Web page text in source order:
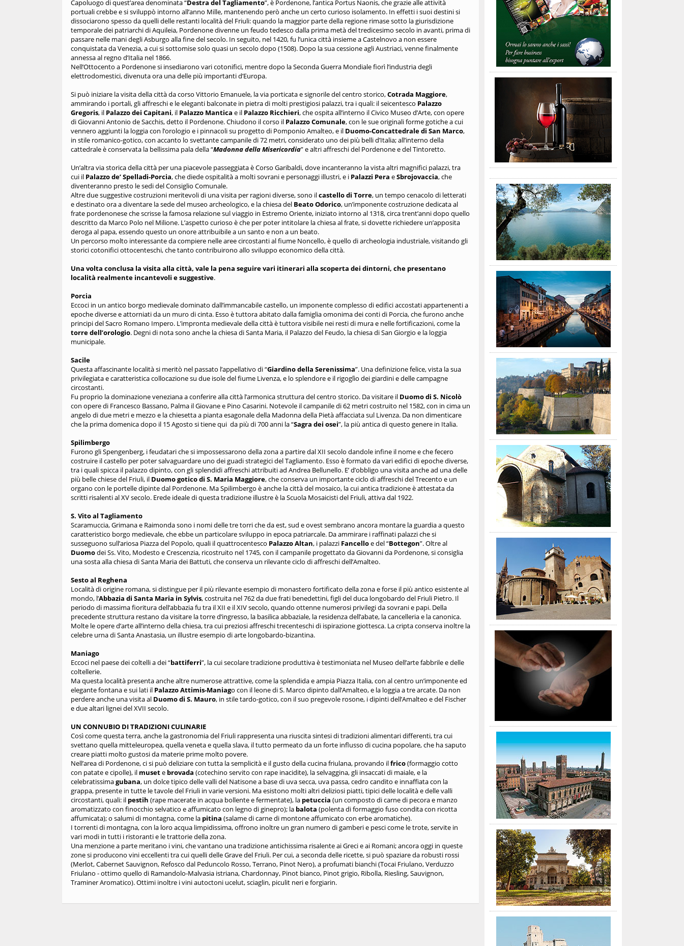
Capoluogo di quest’area denominata “Destra del Tagliamento”, è Pordenone, l’antica Portus Naonis, che grazie alle attività
portuali crebbe e si sviluppò intorno all’anno Mille, mantenendo però anche un certo curioso isolamento. In effetti i suoi destini si
dissociarono spesso da quelli delle restanti località del Friuli: quando la maggior parte della regione rimase sotto la giurisdizione
temporale dei patriarchi di Aquileia, Pordenone divenne un feudo tedesco dalla prima metà del tredicesimo secolo in avanti, prima di
passare nelle mani degli Asburgo alla fine del secolo. In seguito, nel 1420, fu l’unica città insieme a Castelnovo a non essere
conquistata da Venezia, a cui si sottomise solo quasi un secolo dopo (1508). Dopo la sua cessione agli Austriaci, venne finalmente
annessa al regno d’Italia nel 1866.
Nell’Ottocento a Pordenone si insediarono vari cotonifici, mentre dopo la Seconda Guerra Mondiale fiorì l’industria degli
elettrodomestici, divenuta ora una delle più importanti d’Europa.
Si può iniziare la visita della città da corso Vittorio Emanuele, la via porticata e signorile del centro storico,Cotrada Maggiore,
ammirando i portali, gli affreschi e le eleganti balconate in pietra di molti prestigiosi palazzi, tra i quali: il seicentesco Palazzo
Gregoris, il Palazzo dei Capitani, il Palazzo Mantica e il Palazzo Ricchieri, che ospita all’interno il Civico Museo d’Arte, con opere
di Giovanni Antonio de Sacchis, detto il Pordenone. Chiudono il corso il Palazzo Comunale, con le sue originali forme gotiche a cui
vennero aggiunti la loggia con l’orologio e i pinnacoli su progetto di Pomponio Amalteo, e il Duomo-Concattedrale di San Marco,
in stile romanico-gotico, con accanto lo svettante campanile di 72 metri, considerato uno dei più belli d’Italia; all’interno della
cattedrale è conservata la bellissima pala della “Madonna della Misericordia” e altri affreschi del Pordenone e del Tintoretto.
Un’altra via storica della città per una piacevole passeggiata è Corso Garibaldi, dove incanteranno la vista altri magnifici palazzi, tra
cui il Palazzo de’ Spelladi-Porcia, che diede ospitalità a molti sovrani e personaggi illustri, e i Palazzi Pera eSbrojovaccia, che
diventeranno presto le sedi del Consiglio Comunale.
Altre due suggestive costruzioni meritevoli di una visita per ragioni diverse, sono ilcastello di Torre, un tempo cenacolo di letterati
e destinato ora a diventare la sede del museo archeologico, e la chiesa del Beato Odorico, un’imponente costruzione dedicata al
frate pordenonese che scrisse la famosa relazione sul viaggio in Estremo Oriente, iniziato intorno al 1318, circa trent’anni dopo quello
descritto da Marco Polo nel Milione. L’aspetto curioso è che per poter intitolare la chiesa al frate, si dovette richiedere un’apposita
deroga al papa, essendo questo un onore attribuibile a un santo e non a un beato.
Un percorso molto interessante da compiere nelle aree circostanti al fiume Noncello, è quello di archeologia industriale, visitando gli
storici cotonifici ottocenteschi, che tanto contribuirono allo sviluppo economico della città.
Una volta conclusa la visita alla città, vale la pena seguire vari itinerari alla scoperta dei dintorni, che presentano
località realmente incantevoli e suggestive.
Porcia
Eccoci in un antico borgo medievale dominato dall’immancabile castello, un imponente complesso di edifici accostati appartenenti a
epoche diverse e attorniati da un muro di cinta. Esso è tuttora abitato dalla famiglia omonima dei conti di Porcia, che furono anche
principi del Sacro Romano Impero. L’impronta medievale della città è tuttora visibile nei resti di mura e nelle fortificazioni, come la
torre dell’orologio. Degni di nota sono anche la chiesa di Santa Maria, il Palazzo del Feudo, la chiesa di San Giorgio e la loggia
municipale.
Sacile
Questa affascinante località si meritò nel passato l’appellativo di “Giardino della Serenissima”. Una definizione felice, vista la sua
privilegiata e caratteristica collocazione su due isole del fiume Livenza, e lo splendore e il rigoglìo dei giardini e delle campagne
circostanti.
Fu proprio la dominazione veneziana a conferire alla città l’armonica struttura del centro storico. Da visitare il Duomo di S. Nicolò
con opere di Francesco Bassano, Palma il Giovane e Pino Casarini. Notevole il campanile di 62 metri costruito nel 1582, con in cima un
angelo di due metri e mezzo e la chiesetta a pianta esagonale della Madonna della Pietà affacciata sul Livenza. Da non dimenticare
che la prima domenica dopo il 15 Agosto si tiene qui da più di 700 anni la “Sagra dei osei”, la più antica di questo genere in Italia.
Spilimbergo
Furono gli Spengenberg, i feudatari che si impossessarono della zona a partire dal XII secolo dandole infine il nome e che fecero
costruire il castello per poter salvaguardare uno dei guadi strategici del Tagliamento. Esso è formato da vari edifici di epoche diverse,
tra i quali spicca il palazzo dipinto, con gli splendidi affreschi attribuiti ad Andrea Bellunello. E’ d’obbligo una visita anche ad una delle
più belle chiese del Friuli, il Duomo gotico di S. Maria Maggiore, che conserva un importante ciclo di affreschi del Trecento e un
organo con le portelle dipinte dal Pordenone. Ma Spilimbergo è anche la città del mosaico, la cui antica tradizione è attestata da
scritti risalenti al XV secolo. Erede ideale di questa tradizione illustre è la Scuola Mosaicisti del Friuli, attiva dal 1922.
S. Vito al Tagliamento
Scaramuccia, Grimana e Raimonda sono i nomi delle tre torri che da est, sud e ovest sembrano ancora montare la guardia a questo
caratteristico borgo medievale, che ebbe un particolare sviluppo in epoca patriarcale. Da ammirare i raffinati palazzi che si
susseguono sull’ariosa Piazza del Popolo, quali il quattrocentesco Palazzo Altan, i palazzi Fancelloe del “Bottegon”. Oltre al
Duomodei Ss. Vito, Modesto e Crescenzia, ricostruito nel 1745, con il campanile progettato da Giovanni da Pordenone, si consiglia
una sosta alla chiesa di Santa Maria dei Battuti, che conserva un rilevante ciclo di affreschi dell’Amalteo.
Sesto al Reghena
Località di origine romana, si distingue per il più rilevante esempio di monastero fortificato della zona e forse il più antico esistente al
mondo, l’Abbazia di Santa Maria in Sylvis, costruita nel 762 da due frati benedettini, figli del duca longobardo del Friuli Pietro. Il
periodo di massima fioritura dell’abbazia fu tra il XII e il XIV secolo, quando ottenne numerosi privilegi da sovrani e papi. Della
precedente struttura restano da visitare la torre d’ingresso, la basilica abbaziale, la residenza dell’abate, la cancelleria e la canonica.
Molte le opere d’arte all’interno della chiesa, tra cui preziosi affreschi trecenteschi di ispirazione giottesca. La cripta conserva inoltre la
celebre urna di Santa Anastasia, un illustre esempio di arte longobardo-bizantina.
Maniago
Eccoci nel paese dei coltelli a dei “battiferri”, la cui secolare tradizione produttiva è testimoniata nel Museo dell’arte fabbrile e delle
coltellerie.
Ma questa località presenta anche altre numerose attrattive, come la splendida e ampia Piazza Italia, con al centro un’imponente ed
elegante fontana e sui lati il Palazzo Attimis-Maniago con il leone di S. Marco dipinto dall’Amalteo, e la loggia a tre arcate. Da non
perdere anche una visita al Duomo di S. Mauro, in stile tardo-gotico, con il suo pregevole rosone, i dipinti dell’Amalteo e del Fischer
e due altari lignei del XVII secolo.
UN CONNUBIO DI TRADIZIONI CULINARIE
Così come questa terra, anche la gastronomia del Friuli rappresenta una riuscita sintesi di tradizioni alimentari differenti, tra cui
svettano quella mitteleuropea, quella veneta e quella slava, il tutto permeato da un forte influsso di cucina popolare, che ha saputo
creare piatti molto gustosi da materie prime molto povere.
Nell’area di Pordenone, ci si può deliziare con tutta la semplicità e il gusto della cucina friulana, provando ilfrico(formaggio cotto
con patate e cipolle), il musete brovada (cotechino servito con rape inacidite), la selvaggina, gli insaccati di maiale, e la
celebratissimagubana, un dolce tipico delle valli del Natisone a base di uva secca, uva passa, cedro candito e innaffiata con la
grappa, presente in tutte le tavole del Friuli in varie versioni. Ma esistono molti altri deliziosi piatti, tipici delle località e delle valli
circostanti, quali: il pestih (rape macerate in acqua bollente e fermentate), la petuccia (un composto di carne di pecora e manzo
aromatizzato con finocchio selvatico e affumicato con legno di ginepro); la balota (polenta di formaggio fuso condita con ricotta
affumicata); o salumi di montagna, come la pitina (salame di carne di montone affumicato con erbe aromatiche).
I torrenti di montagna, con la loro acqua limpidissima, offrono inoltre un gran numero di gamberi e pesci come le trote, servite in
vari modi in tutti i ristoranti e le trattorie della zona.
Una menzione a parte meritano i vini, che vantano una tradizione antichissima risalente ai Greci e ai Romani; ancora oggi in queste
zone si producono vini eccellenti tra cui quelli delle Grave del Friuli. Per cui, a seconda delle ricette, si può spaziare da robusti rossi
(Merlot, Cabernet Sauvignon, Refosco dal Peduncolo Rosso, Terrano, Pinot Nero), a profumati bianchi (Tocai Friulano, Verduzzo
Friulano - ottimo quello di Ramandolo-Malvasia istriana, Chardonnay, Pinot bianco, Pinot grigio, Ribolla, Riesling, Sauvignon,
Traminer Aromatico). Ottimi inoltre i vini autoctoni ucelut, sciaglin, piculit neri e forgiarin.